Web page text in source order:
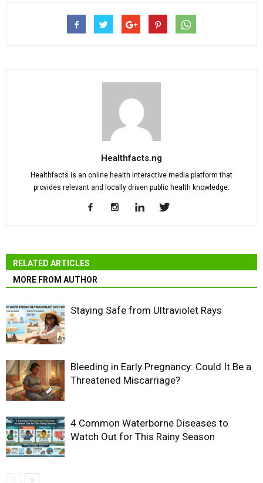
Healthfacts.ng
Healthfacts is an online health interactive media platform that
provides relevant and locally driven public health knowledge.
RELATED ARTICLES
MORE FROM AUTHOR
Staying Safe from Ultraviolet Rays
Bleeding in Early Pregnancy: Could It Be a
Threatened Miscarriage?
4 Common Waterborne Diseases to
Watch Out for This Rainy Season